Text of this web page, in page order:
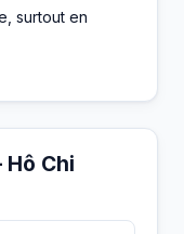
surtout en
Chi